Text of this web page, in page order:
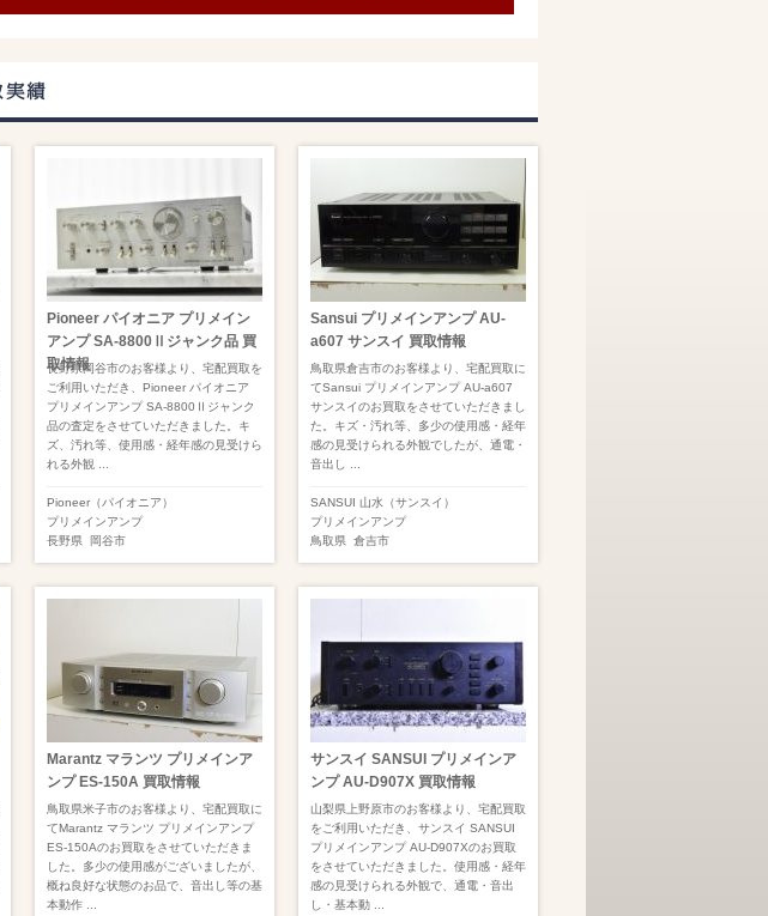
Pioneer パイオニア プリメイン
アンプ SA-8800Ⅱジャンク品 買
取情報
長野県岡谷市のお客様より、宅配買取を
ご利用いただき、Pioneer パイオニア
プリメインアンプ SA-8800Ⅱジャンク
品の査定をさせていただきました。キ
ズ、汚れ等、使用感・経年感の見受けら
れる外観 ...
Pioneer（パイオニア）
プリメインアンプ
長野県
岡谷市
Sansui プリメインアンプ AU-
a607 サンスイ 買取情報
鳥取県倉吉市のお客様より、宅配買取に
てSansui プリメインアンプ AU-a607
サンスイのお買取をさせていただきまし
た。キズ・汚れ等、多少の使用感・経年
感の見受けられる外観でしたが、通電・
音出し ...
SANSUI 山水（サンスイ）
プリメインアンプ
鳥取県 倉吉市
Marantz マランツ プリメインア
ンプ ES-150A 買取情報
鳥取県米子市のお客様より、宅配買取に
てMarantz マランツ プリメインアンプ
ES-150Aのお買取をさせていただきま
した。多少の使用感がございましたが、
概ね良好な状態のお品で、音出し等の基
本動作 ...
サンスイ SANSUI プリメインア
ンプ AU-D907X 買取情報
山梨県上野原市のお客様より、宅配買取
をご利用いただき、サンスイ SANSUI
プリメインアンプ AU-D907Xのお買取
をさせていただきました。使用感・経年
感の見受けられる外観で、通電・音出
し・基本動 ...